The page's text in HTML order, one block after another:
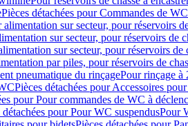
Pièces détachées pour Commandes de
alimentation sur secteur, pour réservoirs
sur secteur, pour réservoirs de
sur secteur, pour réservoirs de
par piles, pour réservoirs de
pneumatique du rinçagePour rinçage à
Pièces détachées pour Accessoires
pour Pour commandes de WC à
détachées pour Pour WC suspendusPour